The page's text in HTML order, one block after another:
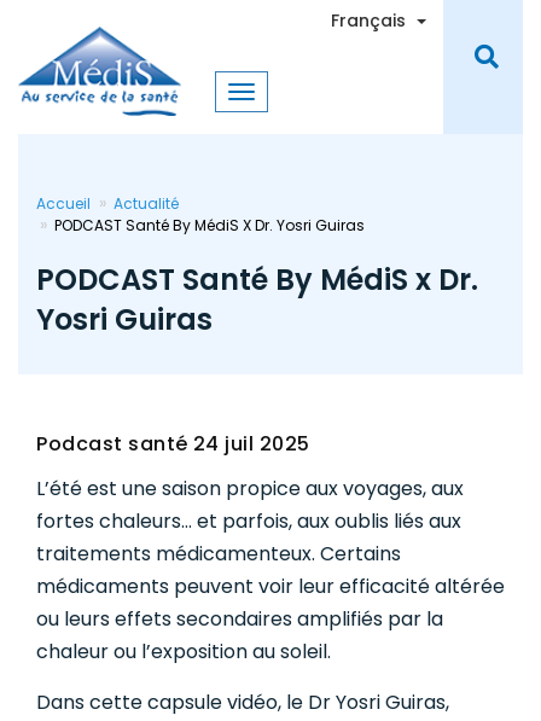
contenu
principal
Français Toggle
Accueil
Actualité
PODCAST Santé By MédiS X Dr. Yosri Guiras
PODCAST Santé By MédiS x Dr.
Yosri Guiras
Podcast santé 24 juil 2025
L’été est une saison propice aux voyages, aux
fortes chaleurs… et parfois, aux oublis liés aux
traitements médicamenteux. Certains
médicaments peuvent voir leur efficacité altérée
ou leurs effets secondaires amplifiés par la
chaleur ou l’exposition au soleil.
Dans cette capsule vidéo, le Dr Yosri Guiras,